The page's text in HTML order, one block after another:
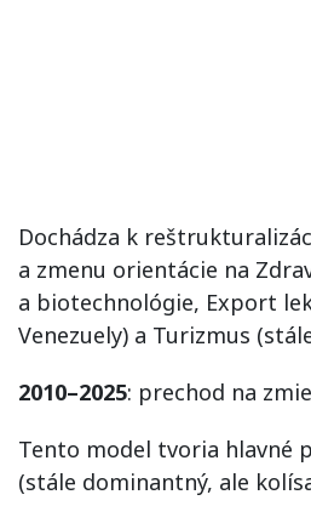
Dochádza k
a zmenu orientácie na
a biotechnológie, Export
Venezuely) a Turizmus
2010–2025: prechod na
Tento model tvoria hlavné
(stále dominantný, ale